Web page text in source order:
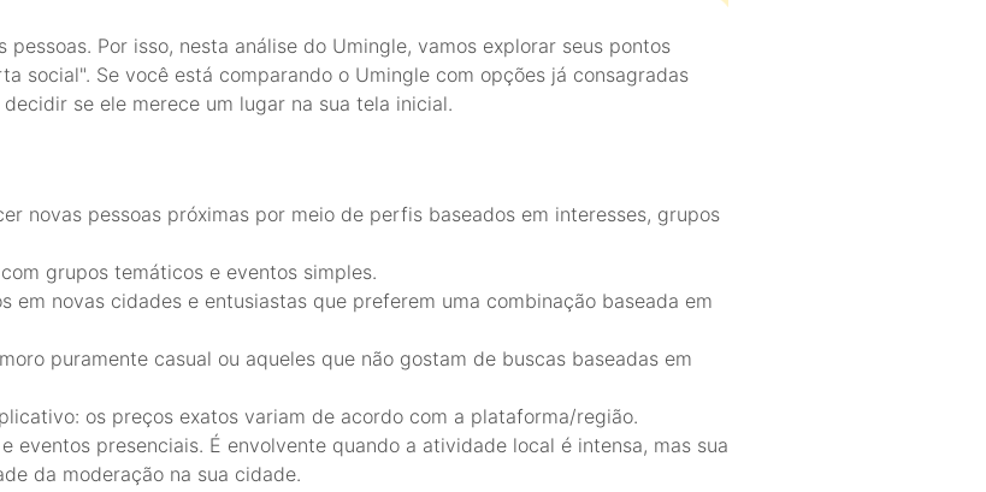
Por isso, nesta análise do Umingle, vamos explorar seus pontos
Se você está comparando o Umingle com opções já consagradas
se ele merece um lugar na sua tela inicial.
novas pessoas próximas por meio de perfis baseados em interesses, grupos
grupos temáticos e eventos simples.
novas cidades e entusiastas que preferem uma combinação baseada em
puramente casual ou aqueles que não gostam de buscas baseadas em
os preços exatos variam de acordo com a plataforma/região.
presenciais. É envolvente quando a atividade local é intensa, mas sua
da moderação na sua cidade.